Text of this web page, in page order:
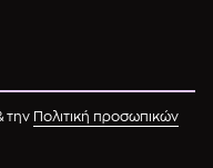
την
Πολιτική προσωπικών